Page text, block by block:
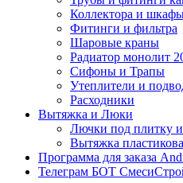
Коллектора и
Фитинги и фильтра
Шаровые краны
Радиатор монолит
Сифоны и Трапы
Утеплители и
Расходники
Вытяжка и Люки
Лючки под плитку
Вытяжка
Программа для заказа
Телеграм БОТ